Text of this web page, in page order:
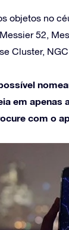
objetos no
52,
Cluster,
em apenas
com o